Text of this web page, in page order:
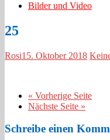
Bilder und Video
25
Rosi15. Oktober 2018
« Vorherige Seite
Nächste Seite »
Schreibe einen